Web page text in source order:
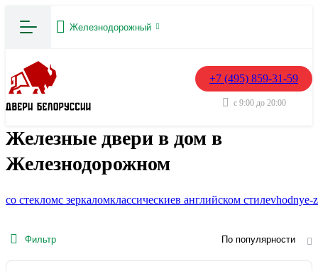
Железнодорожный
+7 (495) 859-31-59
с 9:00 до 20:00
Железные двери в дом в
Железнодорожном
со стекломс зеркаломклассическиев английском стилеvhodnye-
Фильтр По популярности